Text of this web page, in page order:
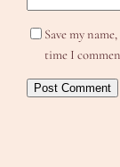
Save my
time I